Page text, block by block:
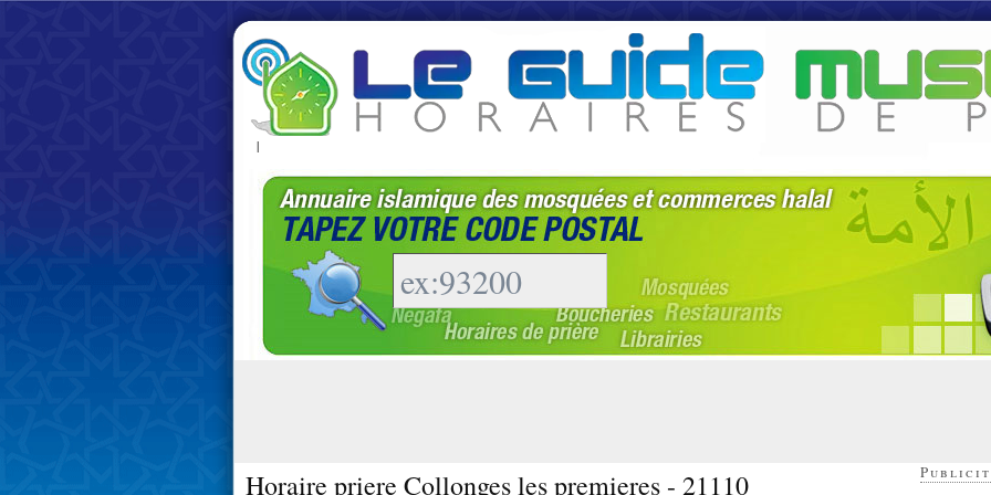
|
Horaire priere Collonges les premieres - 21110